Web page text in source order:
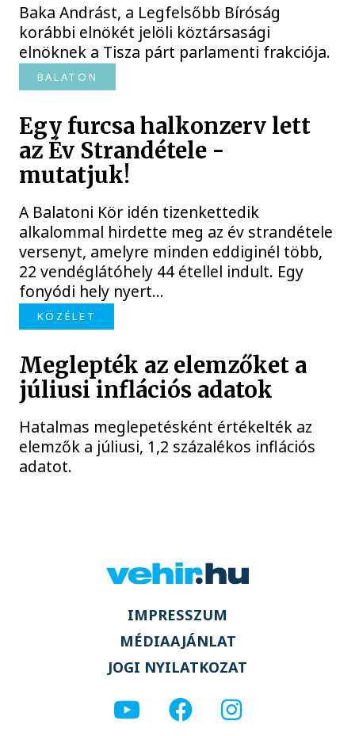
Baka Andrást, a Legfelsőbb Bíróság
korábbi elnökét jelöli köztársasági
elnöknek a Tisza párt parlamenti frakciója.
BALATON
Egy furcsa halkonzerv lett
az Év Strandétele -
mutatjuk!
A Balatoni Kör idén tizenkettedik
alkalommal hirdette meg az év strandétele
versenyt, amelyre minden eddiginél több,
22 vendéglátóhely 44 étellel indult. Egy
fonyódi hely nyert...
KÖZÉLET
Meglepték az elemzőket a
júliusi inflációs adatok
Hatalmas meglepetésként értékelték az
elemzők a júliusi, 1,2 százalékos inflációs
adatot.
IMPRESSZUM
MÉDIAAJÁNLAT
JOGI NYILATKOZAT